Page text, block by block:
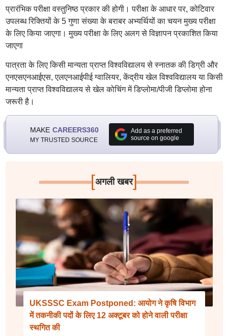
प्रारंभिक परीक्षा वस्तुनिष्ठ प्रकार की होगी। परीक्षा के आधार पर, कोटिवार
उपलब्ध रिक्तियों के 5 गुणा संख्या के बराबर अभ्यर्थियों का चयन मुख्य परीक्षा
के लिए किया जाएगा। मुख्य परीक्षा के लिए अलग से विज्ञापन प्रकाशित किया
जाएगा
पात्रता के लिए किसी मान्यता प्राप्त विश्वविद्यालय से स्नातक की डिग्री और
एनएसएनआईएस, एलएनआईपीई ग्वालियर, केंद्रीय खेल विश्वविद्यालय या किसी
मान्यता प्राप्त विश्वविद्यालय से खेल कोचिंग में डिप्लोमा/पीजी डिप्लोमा होना
जरूरी है।
MAKE CAREERS360
MY TRUSTED SOURCE
Add as a preferred
source on google
[अगली खबर]
UKSSSC Exam Postponed: आयोग ने कृषि विभाग
में तकनीकी पदों के लिए 12 अक्टूबर को होने वाली परीक्षा
स्थगित की